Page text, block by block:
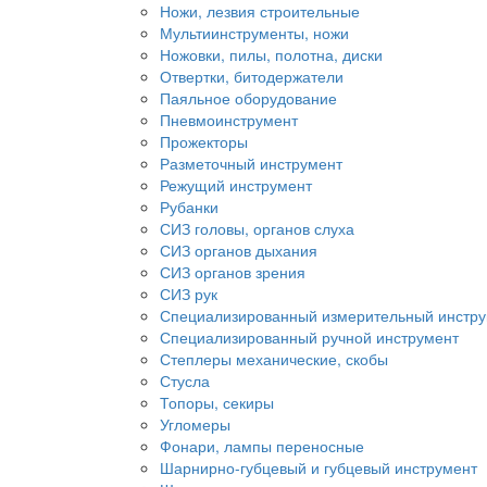
Ножи, лезвия строительные
Мультиинструменты, ножи
Ножовки, пилы, полотна, диски
Отвертки, битодержатели
Паяльное оборудование
Пневмоинструмент
Прожекторы
Разметочный инструмент
Режущий инструмент
Рубанки
СИЗ головы, органов слуха
СИЗ органов дыхания
СИЗ органов зрения
СИЗ рук
Специализированный измерительный
Специализированный ручной инструмент
Степлеры механические, скобы
Стусла
Топоры, секиры
Угломеры
Фонари, лампы переносные
Шарнирно-губцевый и губцевый инструмент